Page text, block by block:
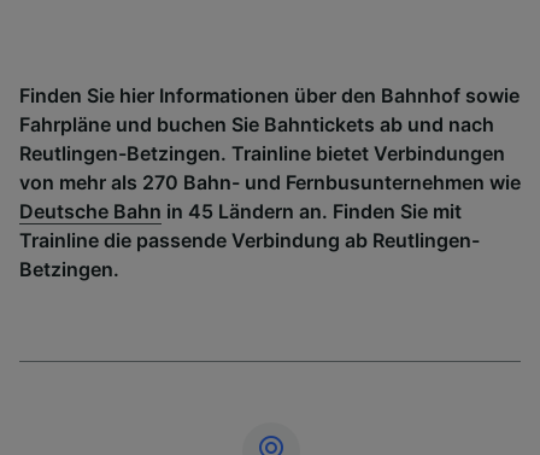
Finden Sie hier Informationen über den Bahnhof sowie
Fahrpläne und buchen Sie Bahntickets ab und nach
Reutlingen-Betzingen. Trainline bietet Verbindungen
von mehr als 270 Bahn- und Fernbusunternehmen wie
Deutsche Bahn in 45 Ländern an. Finden Sie mit
Trainline die passende Verbindung ab Reutlingen-
Betzingen.